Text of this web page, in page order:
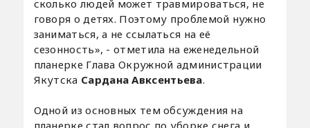
сколько людей может травмироваться, не
говоря о детях. Поэтому проблемой нужно
заниматься, а не ссылаться на её
сезонность», - отметила на еженедельной
планерке Глава Окружной администрации
Якутска Сардана Авксентьева.
Одной из основных тем обсуждения на